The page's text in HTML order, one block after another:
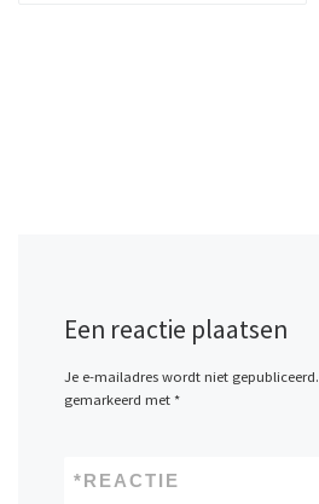
Een reactie plaatsen
Je e-mailadres wordt niet gepubliceerd.
gemarkeerd met *
REACTIE
*